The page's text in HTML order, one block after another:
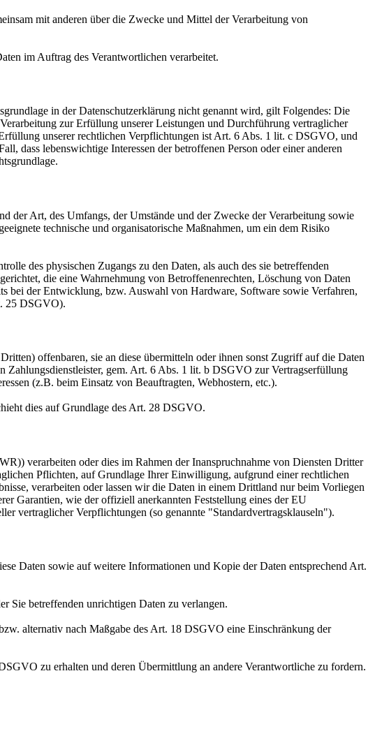
mit anderen über die Zwecke und Mittel der Verarbeitung von
im Auftrag des Verantwortlichen verarbeitet.
in der Datenschutzerklärung nicht genannt wird, gilt Folgendes: Die
zur Erfüllung unserer Leistungen und Durchführung vertraglicher
unserer rechtlichen Verpflichtungen ist Art. 6 Abs. 1 lit. c DSGVO, und
dass lebenswichtige Interessen der betroffenen Person oder einer anderen
der Art, des Umfangs, der Umstände und der Zwecke der Verarbeitung sowie
technische und organisatorische Maßnahmen, um ein dem Risiko
des physischen Zugangs zu den Daten, als auch des sie betreffenden
die eine Wahrnehmung von Betroffenenrechten, Löschung von Daten
bei der Entwicklung, bzw. Auswahl von Hardware, Software sowie Verfahren,
25 DSGVO).
offenbaren, sie an diese übermitteln oder ihnen sonst Zugriff auf die Daten
Zahlungsdienstleister, gem. Art. 6 Abs. 1 lit. b DSGVO zur Vertragserfüllung
(z.B. beim Einsatz von Beauftragten, Webhostern, etc.).
dies auf Grundlage des Art. 28 DSGVO.
verarbeiten oder dies im Rahmen der Inanspruchnahme von Diensten Dritter
Pflichten, auf Grundlage Ihrer Einwilligung, aufgrund einer rechtlichen
verarbeiten oder lassen wir die Daten in einem Drittland nur beim Vorliegen
Garantien, wie der offiziell anerkannten Feststellung eines der EU
vertraglicher Verpflichtungen (so genannte "Standardvertragsklauseln").
Daten sowie auf weitere Informationen und Kopie der Daten entsprechend Art.
Sie betreffenden unrichtigen Daten zu verlangen.
alternativ nach Maßgabe des Art. 18 DSGVO eine Einschränkung der
zu erhalten und deren Übermittlung an andere Verantwortliche zu fordern.